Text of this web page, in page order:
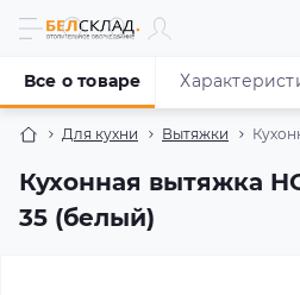
Для кухни Вытяжки
Кухонная вытяжка
35 (белый)
Все о товаре